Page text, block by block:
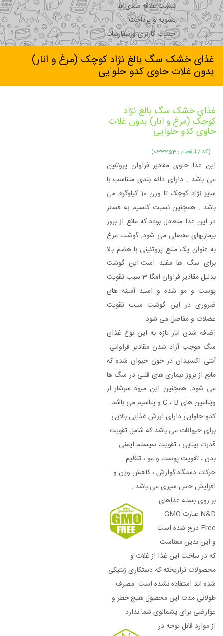
لیست علاقه مندی ها
تسویه و پرداخت
حساب کاربری و سفارشات
غذای خشک سگ بالغ نژاد کوچک (مرغ و انار)
بدون غلات حاوی کدو حلوایی
غذای خشک سگ بالغ نژاد
کوچک (مرغ و انار) بدون غلات
حاوی کدو حلوایی
(کد / انقضاء : 033253)
این غذا حاوی مقادیر فراوان پروتئین
می باشد . دارای دانه بندی متناسب با
سایز نژاد کوچک تا وزن 10 کیلوگرم می
باشد . همچنین نسبت کلسیم به فسفر
در این غذا متعادل بوده که مانع از بروز
بیماریهای مفصلی می شود. گوشت مرغ
به عنوان یک منبع پروتئینی با هضم بالا
برای سگ ها مفید است.این گوشت
بدلیل مقادیر فراوان امگا 3 سبب تقویت
پوست و مو شده و اسید آمینه های
ضروری در این گوشت سبب تقویت
عضلات و مفاصل می شود.
اضافه شدن انار تازه به این نوع غذای
سگ موجب آزاد شدن مقادیر فراوانی
آنتی اکسیدان در خون حیوان شده که
مانع از بروز بیماری های قلبی در سگ ها
می شود. همچنین این میوه سرشار از
ویتامین های C ، B و پتاسیم می باشد.
کدو حلوایی دارای ارزش غذایی بالایی
برای حیوانات می باشد که شامل تقویت
قدرت بینایی ، تقویت سیستم ایمنی
بدن ، تقویت پوست و مو ، تنظیم
حرکات دستگاه گوارش ، کاهش وزن و
افزایش حس سیری می باشد .
بر روی بسته غذاهای
N&D عبارت GMO
Free درج شده است
و این بدین معناست
که در ساخت این غذا از غلات و
محصولات تراریخته که دستکاری ژنتیکی
شده اند استفاده نشده است. مصرف
طولانی مدت این محصول هیچ خطر و
عوارضی برای پشمالوی شما ندارد.
از موارد قابل توجه در